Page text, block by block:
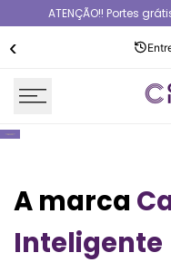
para
ATENÇÃO!! Portes
‹
A marca
Inteligente